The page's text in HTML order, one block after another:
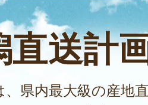
直送計
、県内最大級の産地